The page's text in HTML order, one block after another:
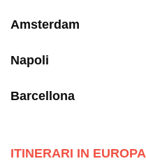
Amsterdam
Napoli
Barcellona
ITINERARI IN EUROPA